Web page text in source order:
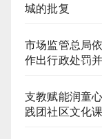
城的批复
市场监管总局
作出行政处罚
支教赋能润童
践团社区文化